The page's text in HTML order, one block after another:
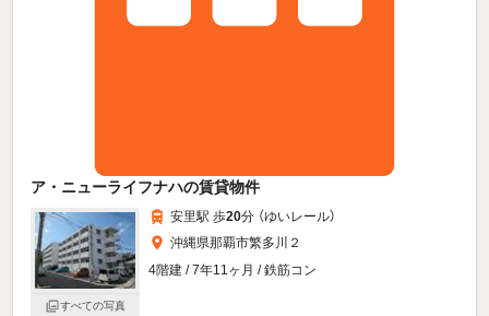
ア・ニューライフナハの賃貸物件
すべての写真
安里駅 歩20分 （ゆいレール）
沖縄県那覇市繁多川２
4階建 / 7年11ヶ月 / 鉄筋コン